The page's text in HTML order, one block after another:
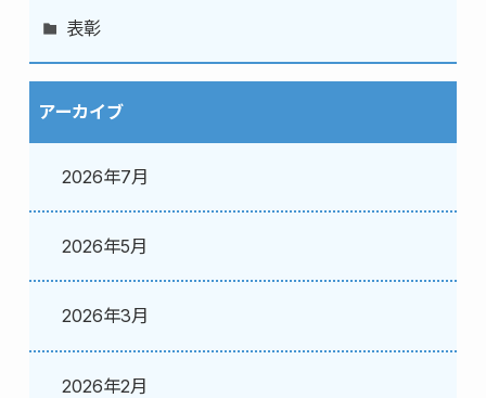
表彰
アーカイブ
2026年7月
2026年5月
2026年3月
2026年2月